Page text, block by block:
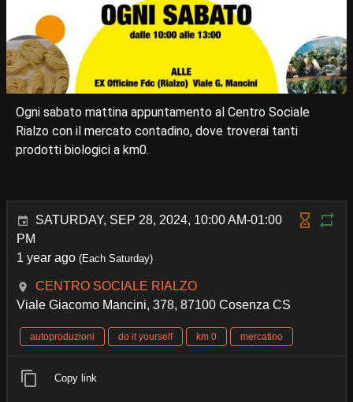
Ogni sabato mattina appuntamento al Centro Sociale
Rialzo con il mercato contadino, dove troverai tanti
prodotti biologici a km0.
SATURDAY, SEP 28, 2024, 10:00 AM-01:00
PM
1 year ago (Each Saturday)
CENTRO SOCIALE RIALZO
Viale Giacomo Mancini, 378, 87100 Cosenza CS
autoproduzioni do it yourself km 0 mercatino
Copy link